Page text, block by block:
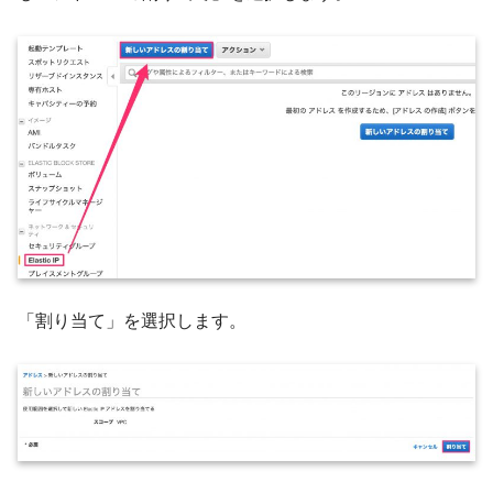
「割り当て」を選択します。